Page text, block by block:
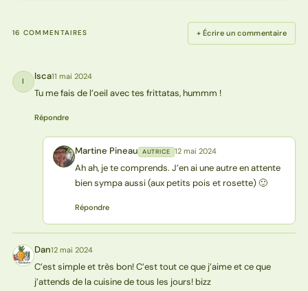
16 COMMENTAIRES + Écrire un commentaire
I Isca11 mai 2024
Tu me fais de l’oeil avec tes frittatas, hummm !
Répondre
MP Martine Pineau AUTRICE 12 mai 2024
Ah ah, je te comprends. J’en ai une autre en attente
bien sympa aussi (aux petits pois et rosette) 🙂
Répondre
D Dan12 mai 2024
C’est simple et très bon! C’est tout ce que j’aime et ce que
j’attends de la cuisine de tous les jours! bizz